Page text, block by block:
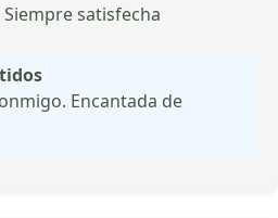
satisfecha
Encantada de